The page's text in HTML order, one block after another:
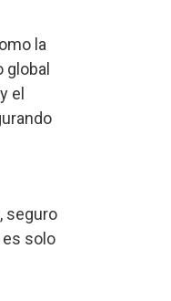
la
global
el
seguro
solo